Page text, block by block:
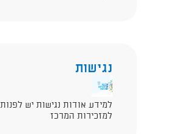
נגישות
למידע אודות נגישות יש לפנות
למזכירות המרכז